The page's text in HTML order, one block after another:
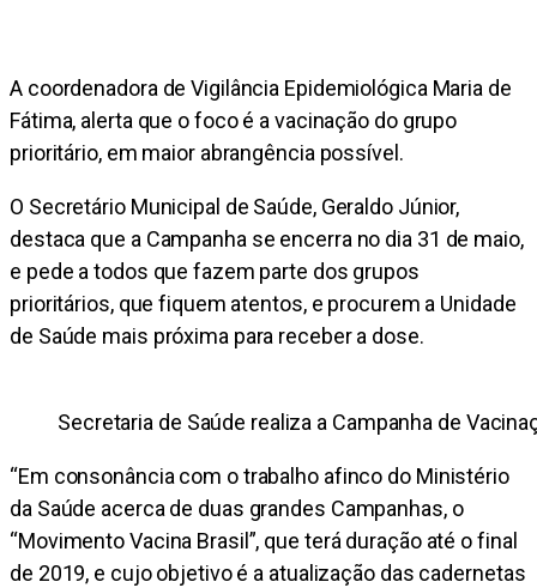
A coordenadora de Vigilância Epidemiológica Maria de
Fátima, alerta que o foco é a vacinação do grupo
prioritário, em maior abrangência possível.
O Secretário Municipal de Saúde, Geraldo Júnior,
destaca que a Campanha se encerra no dia 31 de maio,
e pede a todos que fazem parte dos grupos
prioritários, que fiquem atentos, e procurem a Unidade
de Saúde mais próxima para receber a dose.
Secretaria de Saúde realiza a Campanha de
“Em consonância com o trabalho afinco do Ministério
da Saúde acerca de duas grandes Campanhas, o
“Movimento Vacina Brasil”, que terá duração até o final
de 2019, e cujo objetivo é a atualização das cadernetas